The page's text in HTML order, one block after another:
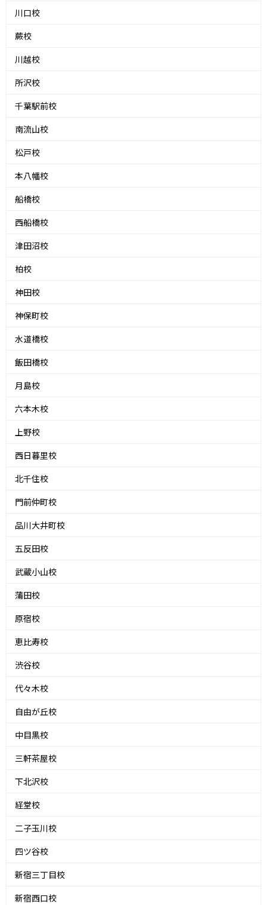
川口校
蕨校
川越校
所沢校
千葉駅前校
南流山校
松戸校
本八幡校
船橋校
西船橋校
津田沼校
柏校
神田校
神保町校
水道橋校
飯田橋校
月島校
六本木校
上野校
西日暮里校
北千住校
門前仲町校
品川大井町校
五反田校
武蔵小山校
蒲田校
原宿校
恵比寿校
渋谷校
代々木校
自由が丘校
中目黒校
三軒茶屋校
下北沢校
経堂校
二子玉川校
四ツ谷校
新宿三丁目校
新宿西口校